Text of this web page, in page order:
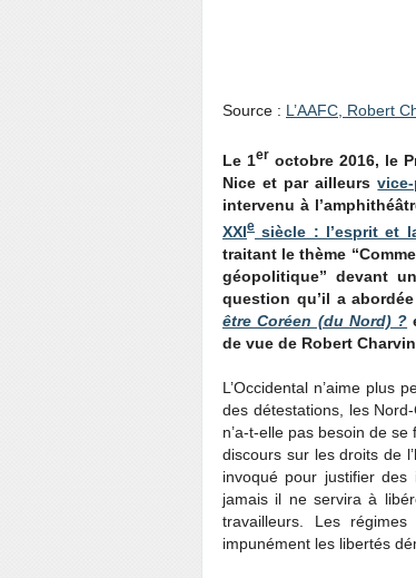
Source : L’AAFC, Robert
Le 1er octobre 2016, le
Nice et par ailleurs
intervenu à
XXIe siècle : l’esprit et
traitant le thème
géopolitique” devant
question qu’il a
être Coréen (du Nord) ?
de vue de Robert
L’Occidental n’aime plus
des détestations, les
n’a-t-elle pas besoin de
discours sur les droits de
invoqué pour justifier des
jamais il ne servira à
travailleurs. Les
impunément les libertés